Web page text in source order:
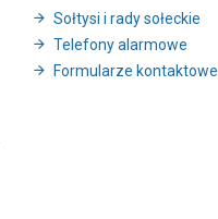
Sołtysi i rady sołeckie
Telefony alarmowe
Formularze kontaktowe